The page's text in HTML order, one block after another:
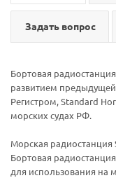
Задать вопрос
Бортовая
развитием
Регистром, Standard
морских судах РФ.
Морская радиостанция
Бортовая
для использования на